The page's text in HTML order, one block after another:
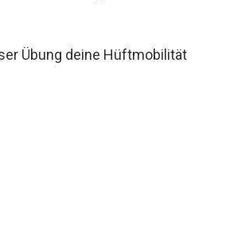
Übung deine Hüftmobilität